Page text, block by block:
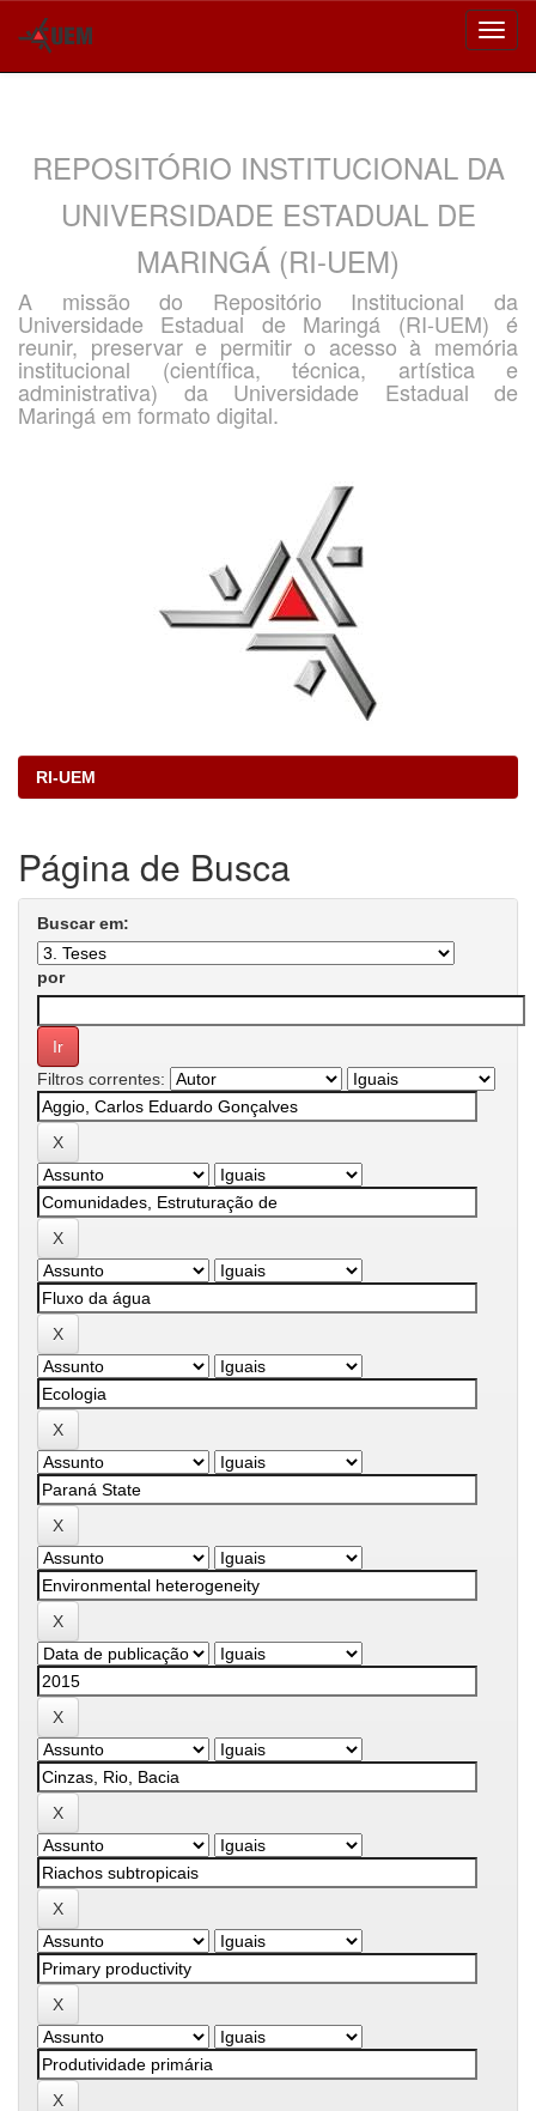
REPOSITÓRIO INSTITUCIONAL DA
UNIVERSIDADE ESTADUAL DE
MARINGÁ (RI-UEM)
A missão do Repositório Institucional da
Universidade Estadual de Maringá (RI-UEM) é
reunir, preservar e permitir o acesso à memória
institucional (científica, técnica, artística e
administrativa) da Universidade Estadual de
Maringá em formato digital.
RI-UEM
Página de Busca
Buscar em:
por
Filtros correntes: